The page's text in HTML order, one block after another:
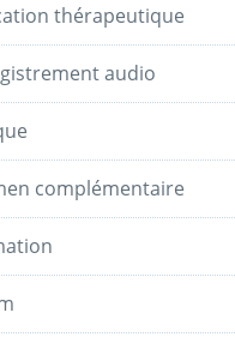
thérapeutique
audio
complémentaire